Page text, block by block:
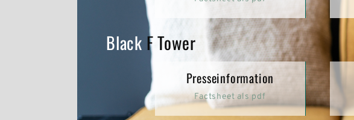
Black F Tower
Presseinformation
Factsheet als pdf